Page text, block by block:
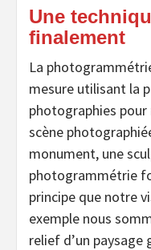
Une
finalement
La
mesure utilisant la
photographies
scène
monument, une
photogrammétrie
principe que notre
exemple nous
relief d’un paysage